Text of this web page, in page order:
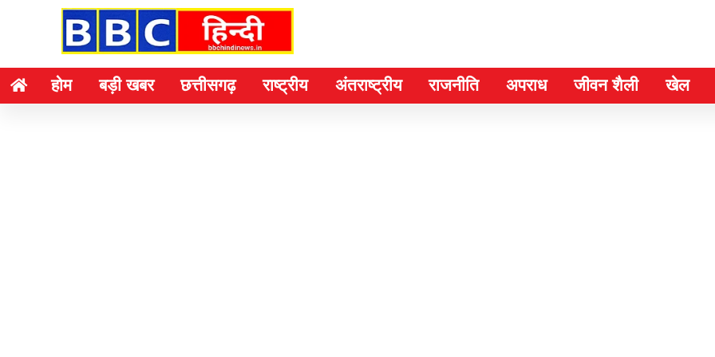
होम बड़ी खबर छत्तीसगढ़ राष्ट्रीय अंतराष्ट्रीय राजनीति अपराध जीवन शैली खेल